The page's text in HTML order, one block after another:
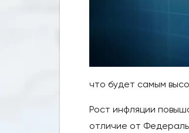
что будет самым
Рост инфляции
отличие от